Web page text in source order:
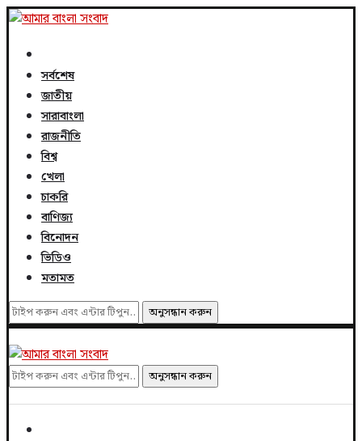
সর্বশেষ
জাতীয়
সারাবাংলা
রাজনীতি
বিশ্ব
খেলা
চাকরি
বাণিজ্য
বিনোদন
ভিডিও
মতামত
অনুসন্ধান করুন
অনুসন্ধান করুন